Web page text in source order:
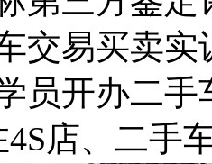
交易买卖
员开办二
店、二手